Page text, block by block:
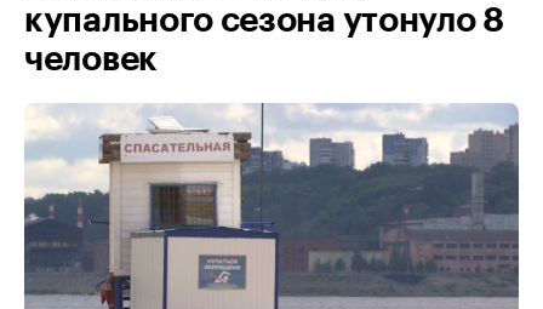
купального сезона утонуло 8
человек